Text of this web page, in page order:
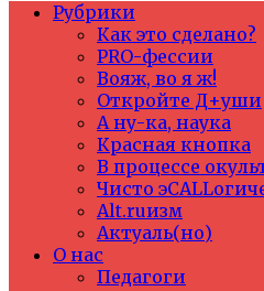
Рубрики
Как это сделано?
PRO-фессии
Вояж, во я ж!
Откройте Д+уши
А ну-ка, наука
Красная кнопка
В процессе
Чисто
Alt.ruизм
Актуаль(но)
О нас
Педагоги